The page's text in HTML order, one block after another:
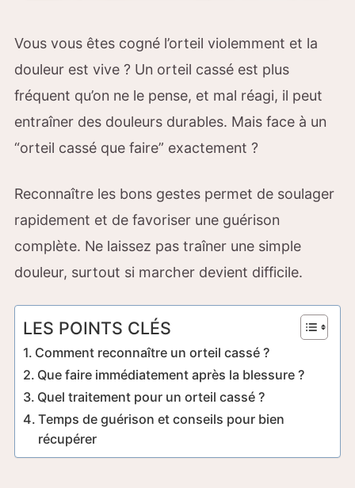
Vous vous êtes cogné l’orteil violemment et la
douleur est vive ? Un orteil cassé est plus
fréquent qu’on ne le pense, et mal réagi, il peut
entraîner des douleurs durables. Mais face à un
“orteil cassé que faire” exactement ?
Reconnaître les bons gestes permet de soulager
rapidement et de favoriser une guérison
complète. Ne laissez pas traîner une simple
douleur, surtout si marcher devient difficile.
LES POINTS CLÉS
Comment reconnaître un orteil cassé ?
Que faire immédiatement après la blessure ?
Quel traitement pour un orteil cassé ?
Temps de guérison et conseils pour bien
récupérer